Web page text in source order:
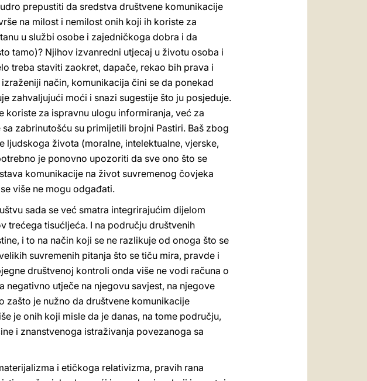
prepustiti da sredstva društvene komunikacije
na milost i nemilost onih koji ih koriste za
u službi osobe i zajedničkoga dobra i da
tamo)? Njihov izvanredni utjecaj u životu osoba i
treba staviti zaokret, dapače, rekao bih prava i
način, komunikacija čini se da ponekad
zahvaljujući moći i snazi sugestije što ju posjeduje.
koriste za ispravnu ulogu informiranja, već za
zabrinutošću su primijetili brojni Pastiri. Baš zbog
života (moralne, intelektualne, vjerske,
je ponovno upozoriti da sve ono što se
komunikacije na život suvremenog čovjeka
više ne mogu odgađati.
sada se već smatra integrirajućim dijelom
trećega tisućljeća. I na području društvenih
i to na način koji se ne razlikuje od onoga što se
suvremenih pitanja što se tiču mira, pravde i
društvenoj kontroli onda više ne vodi računa o
utječe na njegovu savjest, na njegove
zašto je nužno da društvene komunikacije
je onih koji misle da je danas, na tome području,
i znanstvenoga istraživanja povezanoga sa
i etičkoga relativizma, pravih rana